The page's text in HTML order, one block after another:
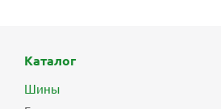
Каталог
Шины